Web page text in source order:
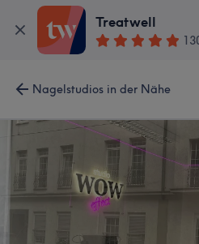
Treatwell
Nagelstudios in der Nähe